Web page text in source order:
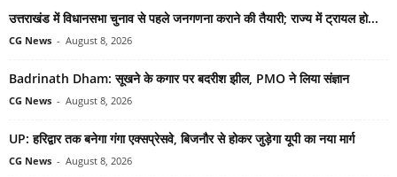
उत्तराखंड में विधानसभा चुनाव से पहले जनगणना कराने की तैयारी; राज्य में ट्रायल हो...
CG News - August 8, 2026
Badrinath Dham: सूखने के कगार पर बदरीश झील, PMO ने लिया संज्ञान
CG News - August 8, 2026
UP: हरिद्वार तक बनेगा गंगा एक्सप्रेसवे, बिजनौर से होकर जुड़ेगा यूपी का नया मार्ग
CG News - August 8, 2026